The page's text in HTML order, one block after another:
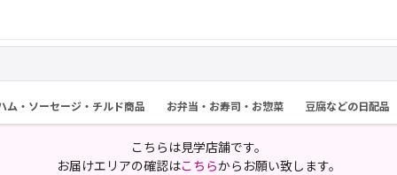
ム・ソーセージ・チルド商品 お弁当・お寿司・お惣菜 豆腐などの日配品
こちらは見学店舗です。
お届けエリアの確認はこちらからお願い致します。